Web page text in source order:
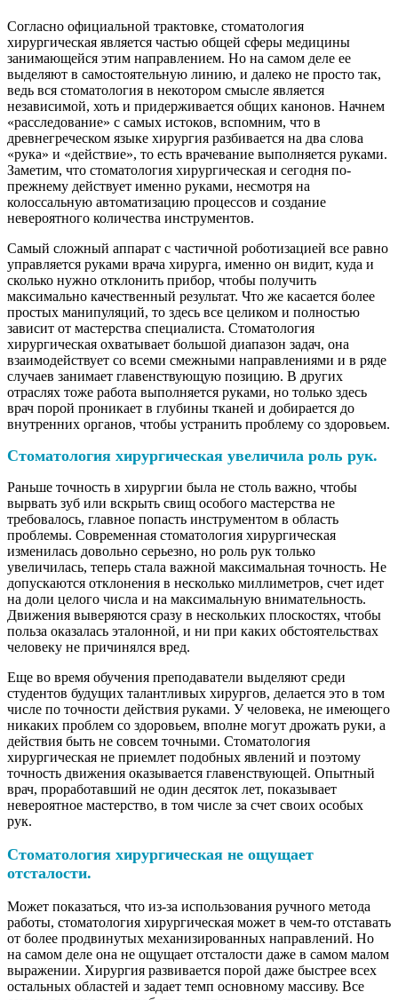
Согласно официальной трактовке, стоматология
хирургическая является частью общей сферы медицины
занимающейся этим направлением. Но на самом деле ее
выделяют в самостоятельную линию, и далеко не просто так,
ведь вся стоматология в некотором смысле является
независимой, хоть и придерживается общих канонов. Начнем
«расследование» с самых истоков, вспомним, что в
древнегреческом языке хирургия разбивается на два слова
«рука» и «действие», то есть врачевание выполняется руками.
Заметим, что стоматология хирургическая и сегодня по-
прежнему действует именно руками, несмотря на
колоссальную автоматизацию процессов и создание
невероятного количества инструментов.
Самый сложный аппарат с частичной роботизацией все равно
управляется руками врача хирурга, именно он видит, куда и
сколько нужно отклонить прибор, чтобы получить
максимально качественный результат. Что же касается более
простых манипуляций, то здесь все целиком и полностью
зависит от мастерства специалиста. Стоматология
хирургическая охватывает большой диапазон задач, она
взаимодействует со всеми смежными направлениями и в ряде
случаев занимает главенствующую позицию. В других
отраслях тоже работа выполняется руками, но только здесь
врач порой проникает в глубины тканей и добирается до
внутренних органов, чтобы устранить проблему со здоровьем.
Стоматология хирургическая увеличила роль рук.
Раньше точность в хирургии была не столь важно, чтобы
вырвать зуб или вскрыть свищ особого мастерства не
требовалось, главное попасть инструментом в область
проблемы. Современная стоматология хирургическая
изменилась довольно серьезно, но роль рук только
увеличилась, теперь стала важной максимальная точность. Не
допускаются отклонения в несколько миллиметров, счет идет
на доли целого числа и на максимальную внимательность.
Движения выверяются сразу в нескольких плоскостях, чтобы
польза оказалась эталонной, и ни при каких обстоятельствах
человеку не причинялся вред.
Еще во время обучения преподаватели выделяют среди
студентов будущих талантливых хирургов, делается это в том
числе по точности действия руками. У человека, не имеющего
никаких проблем со здоровьем, вполне могут дрожать руки, а
действия быть не совсем точными. Стоматология
хирургическая не приемлет подобных явлений и поэтому
точность движения оказывается главенствующей. Опытный
врач, проработавший не один десяток лет, показывает
невероятное мастерство, в том числе за счет своих особых
рук.
Стоматология хирургическая не ощущает
отсталости.
Может показаться, что из-за использования ручного метода
работы, стоматология хирургическая может в чем-то отставать
от более продвинутых механизированных направлений. Но
на самом деле она не ощущает отсталости даже в самом малом
выражении. Хирургия развивается порой даже быстрее всех
остальных областей и задает темп основному массиву. Все